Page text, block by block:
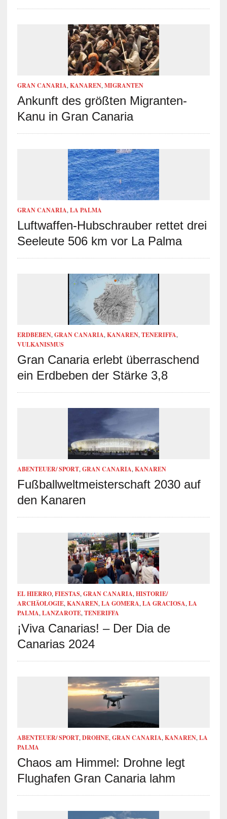
GRAN CANARIA, KANAREN, MIGRANTEN
Ankunft des größten Migranten-
Kanu in Gran Canaria
GRAN CANARIA, LA PALMA
Luftwaffen-Hubschrauber rettet drei
Seeleute 506 km vor La Palma
ERDBEBEN,GRAN CANARIA,KANAREN,TENERIFFA,
VULKANISMUS
Gran Canaria erlebt überraschend
ein Erdbeben der Stärke 3,8
ABENTEUER/ SPORT,GRAN CANARIA,KANAREN
Fußballweltmeisterschaft 2030 auf
den Kanaren
EL HIERRO,FIESTAS,GRAN CANARIA,HISTORIE/
ARCHÄOLOGIE,KANAREN,LA GOMERA,LA GRACIOSA,LA
PALMA,LANZAROTE,TENERIFFA
¡Viva Canarias! – Der Dia de
Canarias 2024
ABENTEUER/ SPORT,DROHNE,GRAN CANARIA,KANAREN,LA
PALMA
Chaos am Himmel: Drohne legt
Flughafen Gran Canaria lahm